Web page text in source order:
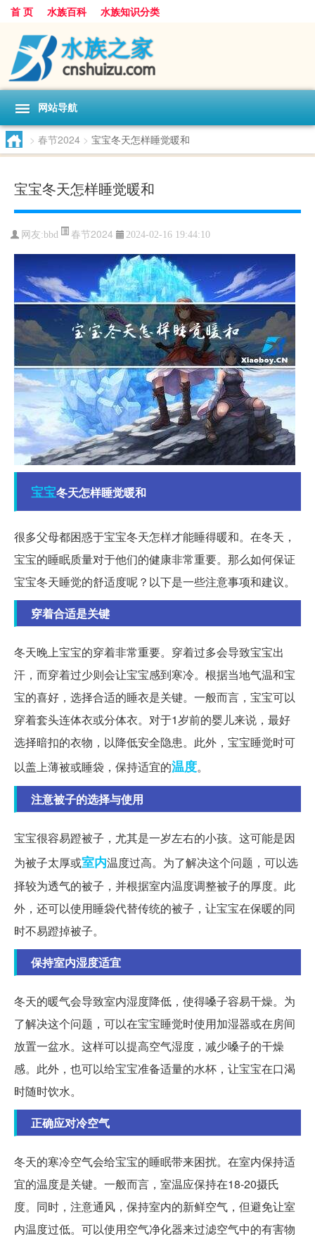
首 页 水族百科 水族知识分类
网站导航
> 春节2024 > 宝宝冬天怎样睡觉暖和
宝宝冬天怎样睡觉暖和
网友:bbd 春节2024 2024-02-16 19:44:10
宝宝冬天怎样睡觉暖和
很多父母都困惑于宝宝冬天怎样才能睡得暖和。在冬天，
宝宝的睡眠质量对于他们的健康非常重要。那么如何保证
宝宝冬天睡觉的舒适度呢？以下是一些注意事项和建议。
穿着合适是关键
冬天晚上宝宝的穿着非常重要。穿着过多会导致宝宝出
汗，而穿着过少则会让宝宝感到寒冷。根据当地气温和宝
宝的喜好，选择合适的睡衣是关键。一般而言，宝宝可以
穿着套头连体衣或分体衣。对于1岁前的婴儿来说，最好
选择暗扣的衣物，以降低安全隐患。此外，宝宝睡觉时可
以盖上薄被或睡袋，保持适宜的温度。
注意被子的选择与使用
宝宝很容易蹬被子，尤其是一岁左右的小孩。这可能是因
为被子太厚或室内温度过高。为了解决这个问题，可以选
择较为透气的被子，并根据室内温度调整被子的厚度。此
外，还可以使用睡袋代替传统的被子，让宝宝在保暖的同
时不易蹬掉被子。
保持室内湿度适宜
冬天的暖气会导致室内湿度降低，使得嗓子容易干燥。为
了解决这个问题，可以在宝宝睡觉时使用加湿器或在房间
放置一盆水。这样可以提高空气湿度，减少嗓子的干燥
感。此外，也可以给宝宝准备适量的水杯，让宝宝在口渴
时随时饮水。
正确应对冷空气
冬天的寒冷空气会给宝宝的睡眠带来困扰。在室内保持适
宜的温度是关键。一般而言，室温应保持在18-20摄氏
度。同时，注意通风，保持室内的新鲜空气，但避免让室
内温度过低。可以使用空气净化器来过滤空气中的有害物